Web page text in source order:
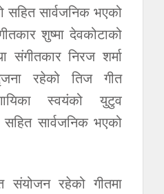
सहित सार्वजनिक भएको
शुष्मा देवकोटाको
निरज शर्मा
रहेको तिज गीत
स्वयंको युटुव
सहित सार्वजनिक भएको
संयोजन रहेको गीतमा